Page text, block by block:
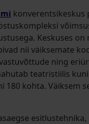
konverentsikeskus
Keskuses
nii väiksemate
ning
teatristiilis
180 kohta. Väiksem